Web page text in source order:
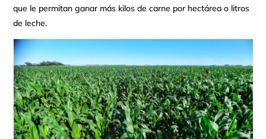
que le permitan ganar más kilos de carne por hectárea o litros
de leche.